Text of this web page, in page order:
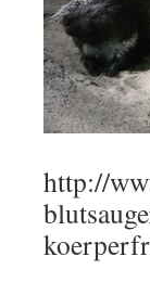
http://